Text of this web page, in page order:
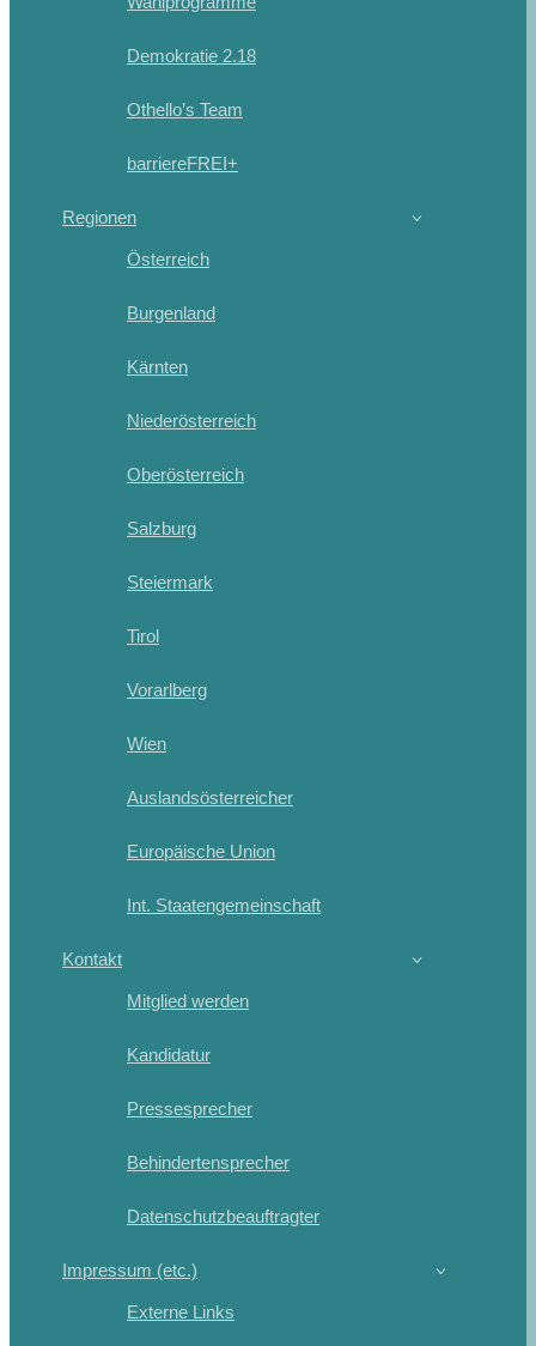
Demokratie 2.18
Othello’s Team
barriereFREI+
Regionen
Österreich
Burgenland
Kärnten
Niederösterreich
Oberösterreich
Salzburg
Steiermark
Tirol
Vorarlberg
Wien
Auslandsösterreicher
Europäische Union
Int. Staatengemeinschaft
Kontakt
Mitglied werden
Kandidatur
Pressesprecher
Behindertensprecher
Datenschutzbeauftragter
Impressum (etc.)
Externe Links